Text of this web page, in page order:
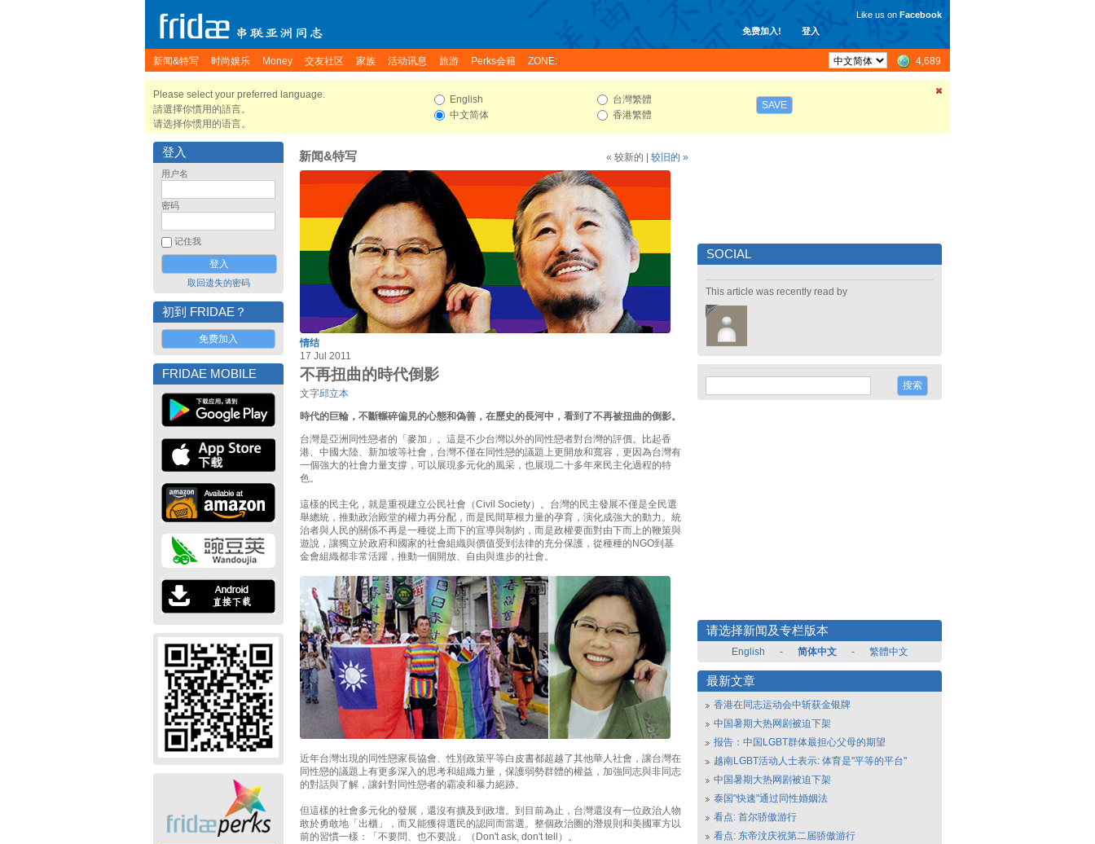
免费加入! 登入
Like us on Facebook
新闻&特写 时尚娱乐 Money 交友社区 家族 活动讯息 旅游 Perks会籍 ZONE: 4,689
Please select your preferred language.
請選擇你慣用的語言。
请选择你惯用的语言。
English
中文简体
台灣繁體
香港繁體
SAVE
登入
用户名
密码
记住我
取回遗失的密码
初到 FRIDAE？
免费加入
FRIDAE MOBILE
新闻&特写 « 较新的 较旧的 »
情结
17 Jul 2011
不再扭曲的時代倒影
文字邱立本
時代的巨輪，不斷輾碎偏見的心態和偽善，在歷史的長河中，看到了不再被扭曲的倒影。
台灣是亞洲同性戀者的「麥加」。這是不少台灣以外的同性戀者對台灣的評價。比起香
港、中國大陸、新加坡等社會，台灣不僅在同性戀的議題上更開放和寬容，更因為台灣有
一個強大的社會力量支撐，可以展現多元化的風采，也展現二十多年來民主化過程的特
色。
這樣的民主化，就是重視建立公民社會（Civil Society）。台灣的民主發展不僅是全民選
舉總統，推動政治殿堂的權力再分配，而是民間草根力量的孕育，演化成強大的動力。統
治者與人民的關係不再是一種從上而下的宣導與制約，而是政權要面對由下而上的鞭策與
遊說，讓獨立於政府和國家的社會組織與價值受到法律的充分保護，從種種的NGO到基
金會組織都非常活躍，推動一個開放、自由與進步的社會。
近年台灣出現的同性戀家長協會、性別政策平等白皮書都超越了其他華人社會，讓台灣在
同性戀的議題上有更多深入的思考和組織力量，保護弱勢群體的權益，加強同志與非同志
的對話與了解，讓針對同性戀者的霸凌和暴力絕跡。
但這樣的社會多元化的發展，還沒有擴及到政壇。到目前為止，台灣還沒有一位政治人物
敢於勇敢地「出櫃」，而又能獲得選民的認同而當選。整個政治圈的潛規則和美國軍方以
前的習慣一樣：「不要問、也不要說」（Don't ask, don't tell）。
SOCIAL
This article was recently read by
请选择新闻及专栏版本
English - 简体中文 - 繁體中文
最新文章
香港在同志运动会中斩获金银牌
中国暑期大热网剧被迫下架
报告：中国LGBT群体最担心父母的期望
越南LGBT活动人士表示: 体育是"平等的平台"
中国暑期大热网剧被迫下架
泰国"快速"通过同性婚姻法
看点: 首尔骄傲游行
看点: 东帝汶庆祝第二届骄傲游行